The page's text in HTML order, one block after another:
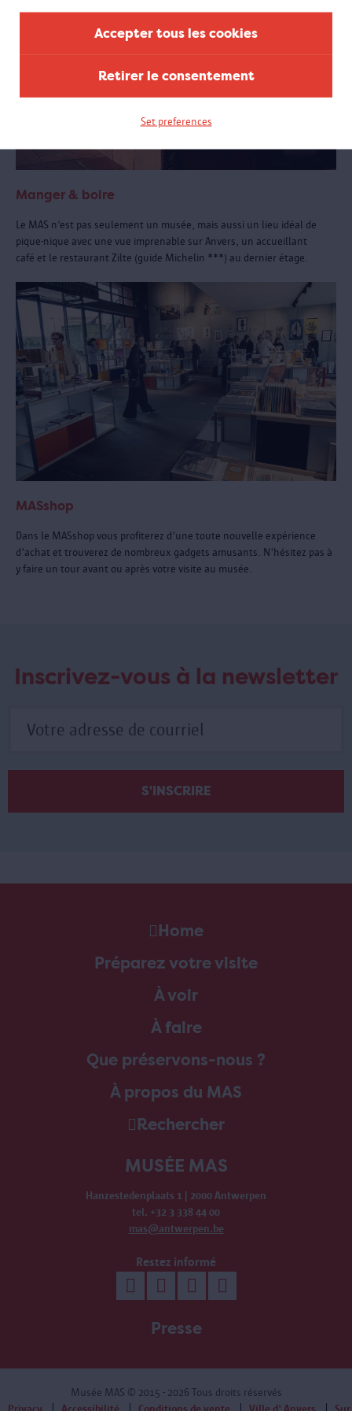
Accepter tous les cookies
Retirer le consentement
Set preferences
Manger & boire
Le MAS n’est pas seulement un musée, mais aussi un lieu idéal de
pique-nique avec une vue imprenable sur Anvers, un accueillant
café et le restaurant Zilte (guide Michelin ***) au dernier étage.
MASshop
Dans le MASshop vous profiterez d'une toute nouvelle expérience
d'achat et trouverez de nombreux gadgets amusants. N'hésitez pas à
y faire un tour avant ou après votre visite au musée.
Inscrivez-vous à la newsletter
Home
Préparez votre visite
À voir
À faire
Que préservons-nous ?
À propos du MAS
Rechercher
MUSÉE MAS
Hanzestedenplaats 1 | 2000 Antwerpen
tel. +32 3 338 44 00
mas@antwerpen.be
Restez informé
Presse
Musée MAS © 2015 - 2026 Tous droits réservés